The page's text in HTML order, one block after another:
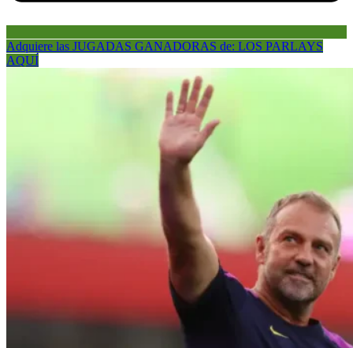
Adquiere las JUGADAS GANADORAS de: LOS PARLAYS
AQUÍ